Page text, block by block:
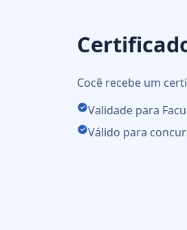
Cocê recebe um
Validade para
Válido para